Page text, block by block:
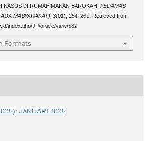
KASUS DI RUMAH MAKAN BAROKAH. PEDAMAS
MASYARAKAT) 3(01), 254–261. Retrieved from
index.php/JP/article/view/582
Formats
JANUARI 2025